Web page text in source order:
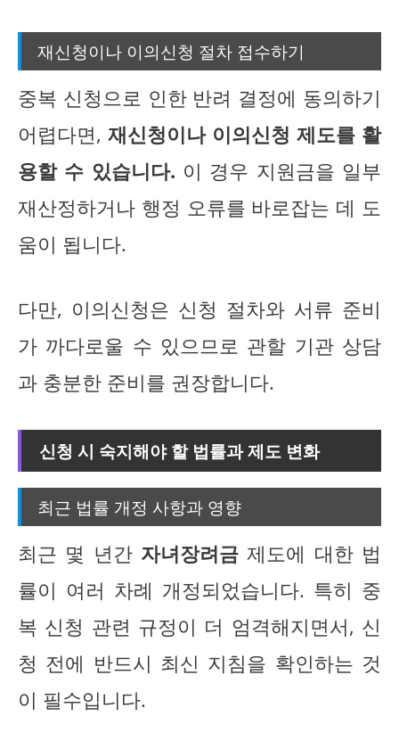
재신청이나 이의신청 절차 접수하기
중복 신청으로 인한 반려 결정에 동의하기
어렵다면, 재신청이나 이의신청 제도를 활
용할 수 있습니다. 이 경우 지원금을 일부
재산정하거나 행정 오류를 바로잡는 데 도
움이 됩니다.
다만, 이의신청은 신청 절차와 서류 준비
가 까다로울 수 있으므로 관할 기관 상담
과 충분한 준비를 권장합니다.
신청 시 숙지해야 할 법률과 제도 변화
최근 법률 개정 사항과 영향
최근 몇 년간 자녀장려금 제도에 대한 법
률이 여러 차례 개정되었습니다. 특히 중
복 신청 관련 규정이 더 엄격해지면서, 신
청 전에 반드시 최신 지침을 확인하는 것
이 필수입니다.